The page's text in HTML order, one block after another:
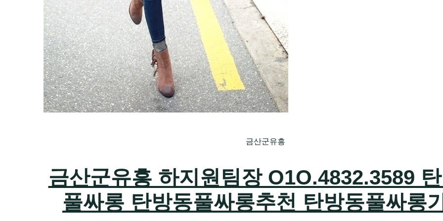
금산군유흥
금산군유흥 하지원팀장 O1O.4832.3589
풀싸롱 탄방동풀싸롱추천 탄방동풀싸롱